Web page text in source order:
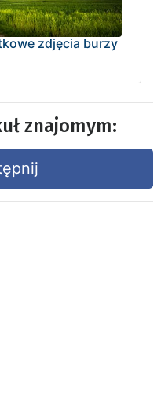
zdjęcia burzy
znajomym: